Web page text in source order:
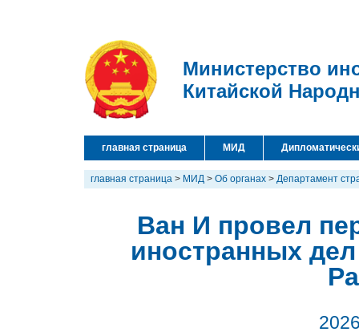
Министерство
Китайской
главная страница МИД
главная страница > МИД > Об органах > Департамент
Ван И провел
иностранных